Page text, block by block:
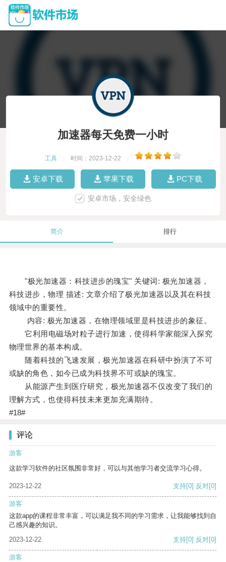
加速器每天免费一小时
工具 时间：2023-12-22
安卓下载 苹果下载 PC下载
安卓市场，安全绿色
简介 排行
"极光加速器：科技进步的瑰宝" 关键词: 极光加速器，
科技进步，物理 描述: 文章介绍了极光加速器以及其在科技
领域中的重要性。
内容: 极光加速器，在物理领域里是科技进步的象征。
它利用电磁场对粒子进行加速，使得科学家能深入探究
物理世界的基本构成。
随着科技的飞速发展，极光加速器在科研中扮演了不可
或缺的角色，如今已成为科技界不可或缺的瑰宝。
从能源产生到医疗研究，极光加速器不仅改变了我们的
理解方式，也使得科技未来更加充满期待。
#18#
评论
游客
这款学习软件的社区氛围非常好，可以与其他学习者交流学习心得。
2023-12-22 支持[0] 反对[0]
游客
这款app的课程非常丰富，可以满足我不同的学习需求，让我能够找到自
己感兴趣的知识。
2023-12-22
支持[0] 反对[0]
游客